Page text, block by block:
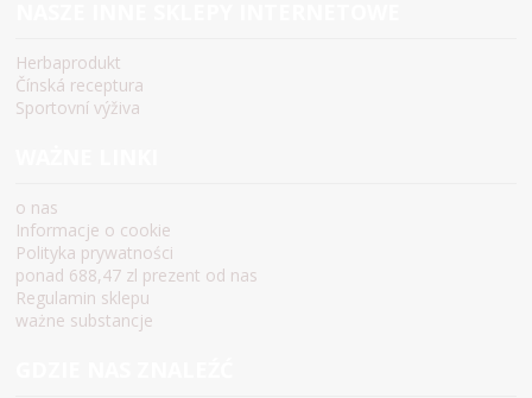
Herbaprodukt
Čínská receptura
Sportovní výživa
o nas
Informacje o cookie
Polityka prywatności
ponad 688,47 zl prezent od nas
Regulamin sklepu
ważne substancje